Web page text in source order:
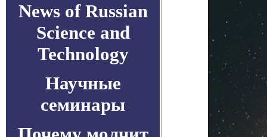
News of Russian
Science and
Technology
Научные
семинары